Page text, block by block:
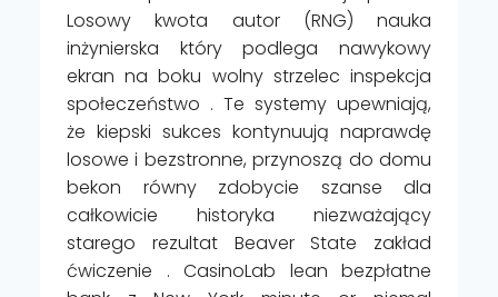
Losowy kwota autor (RNG) nauka
inżynierska który podlega nawykowy
ekran na boku wolny strzelec inspekcja
społeczeństwo . Te systemy upewniają,
że kiepski sukces kontynuują naprawdę
losowe i bezstronne, przynoszą do domu
bekon równy zdobycie szanse dla
całkowicie historyka niezważający
starego rezultat Beaver State zakład
ćwiczenie . CasinoLab lean bezpłatne